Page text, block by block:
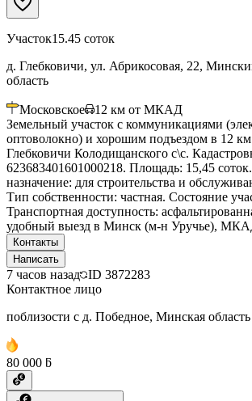
Участок15.45 соток
д. Глебковичи, ул. Абрикосовая, 22,
область
Московское 12 км от МКАД
Земельный участок с коммуникациями
оптоволокно) и хорошим подъездом в 12
Глебковичи Колодищанского с\с.
623683401601000218. Площадь: 15,45
назначение: для строительства и
Тип собственности: частная. Состояние
Транспортная доступность:
удобный выезд в Минск (м-н Уручье),
Контакты
Написать
7 часов назад ID 3872283
Контактное лицо
поблизости с д. Победное, Минская область
80 000 ƃ